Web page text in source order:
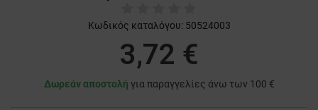
Κωδικός καταλόγου: 50524003
3,72 €
Δωρεάν αποστολή για παραγγελίες άνω των 100 €